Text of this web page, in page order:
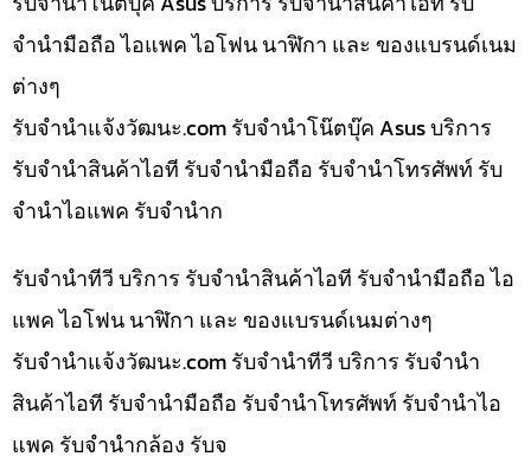
จำนำมือถือ ไอแพค ไอโฟน นาฬิกา และ ของแบรนด์เนม
ต่างๆ
รับจํานําแจ้งวัฒนะ.com รับจำนำโน๊ตบุ๊ค Asus บริการ
รับจำนำสินค้าไอที รับจำนำมือถือ รับจำนำโทรศัพท์ รับ
จำนำไอแพค รับจำนำก
รับจำนำทีวี บริการ รับจำนำสินค้าไอที รับจำนำมือถือ ไอ
แพค ไอโฟน นาฬิกา และ ของแบรนด์เนมต่างๆ
รับจํานําแจ้งวัฒนะ.com รับจำนำทีวี บริการ รับจำนำ
สินค้าไอที รับจำนำมือถือ รับจำนำโทรศัพท์ รับจำนำไอ
แพค รับจำนำกล้อง รับจ